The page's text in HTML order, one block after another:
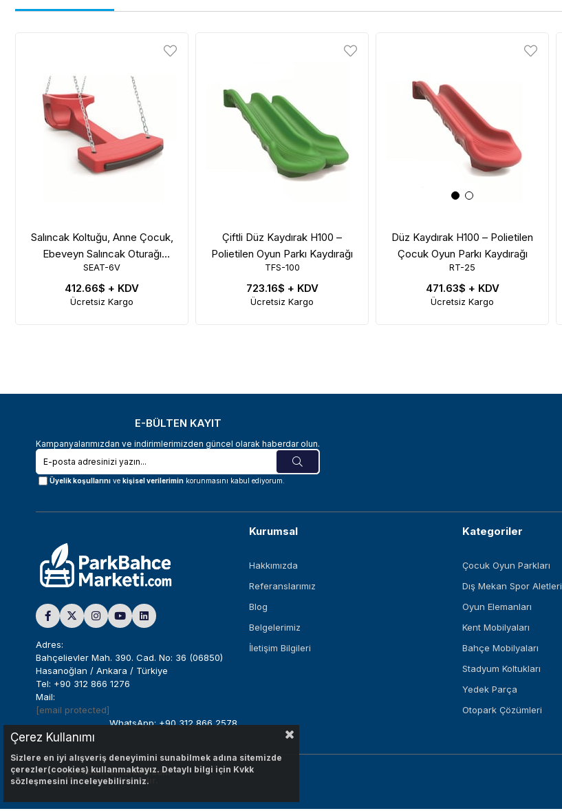
Salıncak Koltuğu, Anne Çocuk,
Ebeveyn Salıncak Oturağı
Zincirli
SEAT-6V
412.66$ + KDV
Ücretsiz Kargo
Çiftli Düz Kaydırak H100 –
Polietilen Oyun Parkı Kaydırağı
TFS-100
723.16$ + KDV
Ücretsiz Kargo
Düz Kaydırak H100 – Polietilen
Çocuk Oyun Parkı Kaydırağı
RT-25
471.63$ + KDV
Ücretsiz Kargo
E-BÜLTEN KAYIT
Kampanyalarımızdan ve indirimlerimizden güncel olarak haberdar olun.
Üyelik koşullarını ve kişisel verilerimin korunmasını kabul ediyorum.
Adres:
Bahçelievler Mah. 390. Cad. No: 36 (06850)
Hasanoğlan / Ankara / Türkiye
Tel: +90 312 866 1276
Mail:
[email protected]
WhatsApp: +90 312 866 2578
Kurumsal
Hakkımızda
Referanslarımız
Blog
Belgelerimiz
İletişim Bilgileri
Kategoriler
Çocuk Oyun Parkları
Dış Mekan Spor Aletleri
Oyun Elemanları
Kent Mobilyaları
Bahçe Mobilyaları
Stadyum Koltukları
Yedek Parça
Otopark Çözümleri
© 2024 parkbahcemarketi.com
Tüm Hakları Saklıdır.
Çerez Kullanımı
Sizlere en iyi alışveriş deneyimini sunabilmek adına sitemizde
çerezler(cookies) kullanmaktayız. Detaylı bilgi için Kvkk
sözleşmesini inceleyebilirsiniz.